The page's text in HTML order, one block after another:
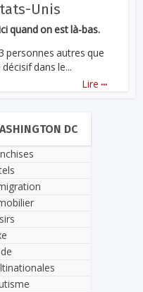
Unis
quand on est là-bas.
personnes autres que
dans le...
Lire ...
DC